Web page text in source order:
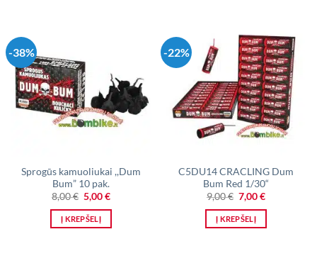
-38%
Sprogūs kamuoliukai ,,Dum
Bum” 10 pak.
8,00€ Original
price
was:
8,00 €.
5,00€Current
is:
Į KREPŠELĮ
-22%
C5DU14 CRACLING Dum
Bum Red 1/30“
9,00€ Original
price
was:
9,00 €.
7,00€Current
is:
Į KREPŠELĮ